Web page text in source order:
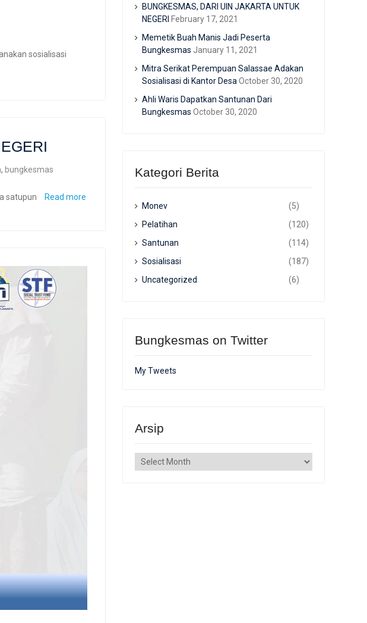
sosialisasi
, bungkesmas
satupun Read more
BUNGKESMAS, DARI UIN JAKARTA UNTUK
NEGERI February 17, 2021
Memetik Buah Manis Jadi Peserta
Bungkesmas January 11, 2021
Mitra Serikat Perempuan Salassae Adakan
Sosialisasi di Kantor Desa October 30, 2020
Ahli Waris Dapatkan Santunan Dari
Bungkesmas October 30, 2020
Kategori Berita
Monev
(5)
Pelatihan
(120)
Santunan
(114)
Sosialisasi
(187)
Uncategorized
(6)
Bungkesmas on Twitter
My Tweets
Arsip
Arsip